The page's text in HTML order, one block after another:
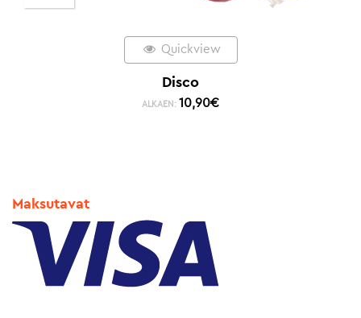
Quickview
Disco
ALKAEN: 10,90€
Maksutavat